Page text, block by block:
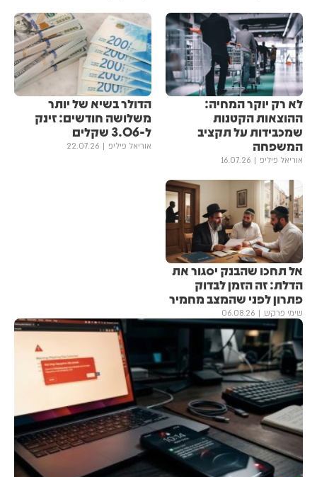
לא רק יוקר המחיה:
ההוצאות הקטנות
שמכבידות על תקציב
המשפחה
אוריאל פיליפ 16.07.26
הדולר בשיא של יותר
משלושה חודשים: זינק
ל-3.06 שקלים
אוריאל פיליפ 22.07.26
אל תחכו שהבנק יסגור את
הדלת: זה הזמן לבדוק
פתרון לפני שהמצב מחמיר
שימי פרקש 06.08.26